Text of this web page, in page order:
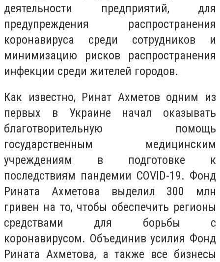
деятельности предприятий, для
предупреждения распространения
коронавируса среди сотрудников и
минимизацию рисков распространения
инфекции среди жителей городов.
Как известно, Ринат Ахметов одним из
первых в Украине начал оказывать
благотворительную помощь
государственным медицинским
учреждениям в подготовке к
последствиям пандемии COVID-19. Фонд
Рината Ахметова выделил 300 млн
гривен на то, чтобы обеспечить регионы
средствами для борьбы с
коронавирусом. Объединив усилия Фонд
Рината Ахметова, а также все бизнесы